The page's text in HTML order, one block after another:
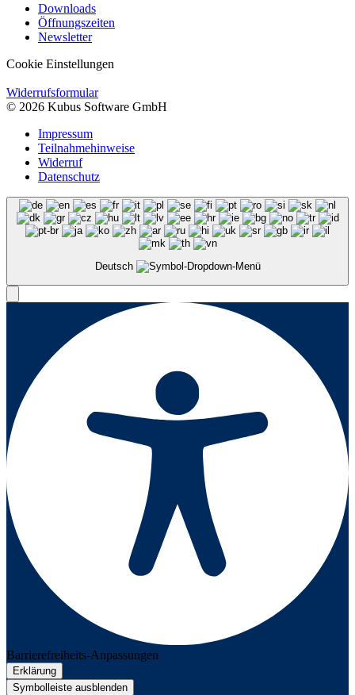
Downloads
Öffnungszeiten
Newsletter
Cookie Einstellungen
Widerrufsformular
© 2026 Kubus Software GmbH
Impressum
Teilnahmehinweise
Widerruf
Datenschutz
Deutsch
Barrierefreiheits-Anpassungen
Erklärung
Symbolleiste ausblenden